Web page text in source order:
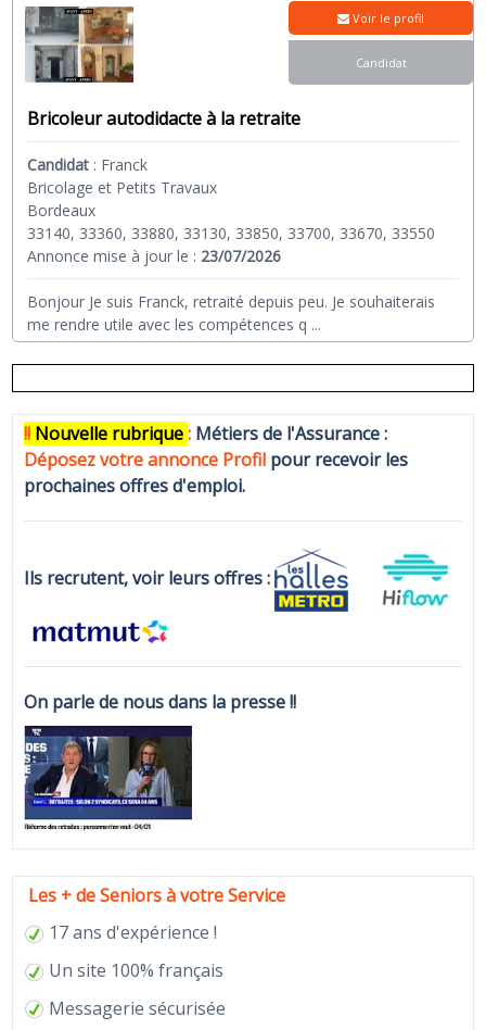
Bricoleur autodidacte à la retraite
Candidat : Franck
Bricolage et Petits Travaux
Bordeaux
33140, 33360, 33880, 33130, 33850, 33700, 33670, 33550
Annonce mise à jour le : 23/07/2026
Bonjour Je suis Franck, retraité depuis peu. Je souhaiterais
me rendre utile avec les compétences q ...
Voir le profil
Candidat
!! Nouvelle rubrique: Métiers de l'Assurance :
Déposez votre annonce Profil pour recevoir les
prochaines offres d'emploi.
Ils recrutent, voir leurs offres :
On parle de nous dans la presse !!
Les + de Seniors à votre Service
17 ans d'expérience !
Un site 100% français
Messagerie sécurisée